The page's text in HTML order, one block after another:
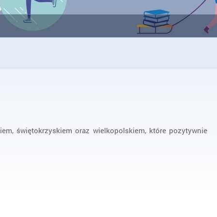
świętokrzyskiem oraz wielkopolskiem, które pozytywnie